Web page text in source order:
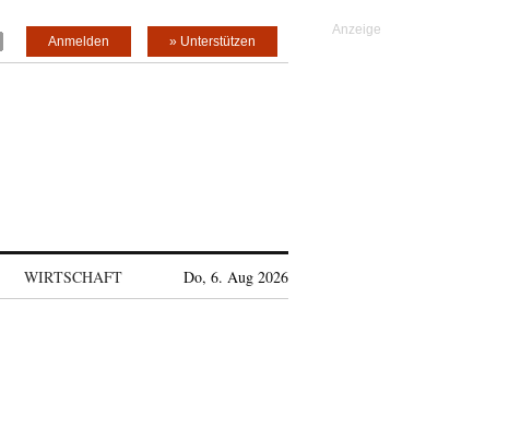
» Unterstützen
Anmelden
WIRTSCHAFT Do, 6. Aug 2026